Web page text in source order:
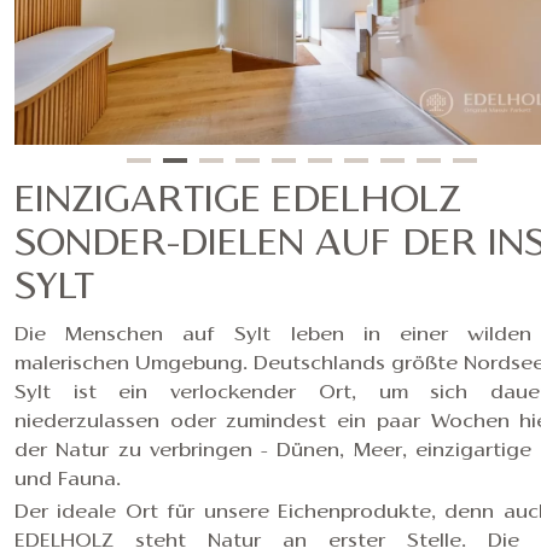
EINZIGARTIGE EDELHOLZ
SONDER-DIELEN AUF DER
SYLT
Die Menschen auf Sylt leben in einer wilden
malerischen Umgebung. Deutschlands größte
Sylt ist ein verlockender Ort, um sich
niederzulassen oder zumindest ein paar Wochen
der Natur zu verbringen - Dünen, Meer, einzigartige
und Fauna.
Der ideale Ort für unsere Eichenprodukte, denn
EDELHOLZ steht Natur an erster Stelle. Die